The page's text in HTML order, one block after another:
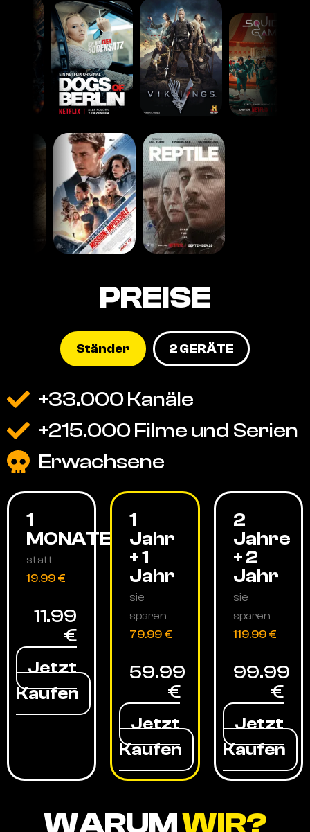
PREISE
Ständer 2 GERÄTE
+33.000 Kanäle
+215.000 Filme und Serien
Erwachsene
1
MONATE
statt
19.99 €
11.99
€
Jetzt
Kaufen
1
Jahr
+ 1
Jahr
sie
sparen
79.99 €
59.99
€
Jetzt
Kaufen
2
Jahre
+ 2
Jahr
sie
sparen
119.99 €
99.99
€
Jetzt
Kaufen
WARUMWIR?